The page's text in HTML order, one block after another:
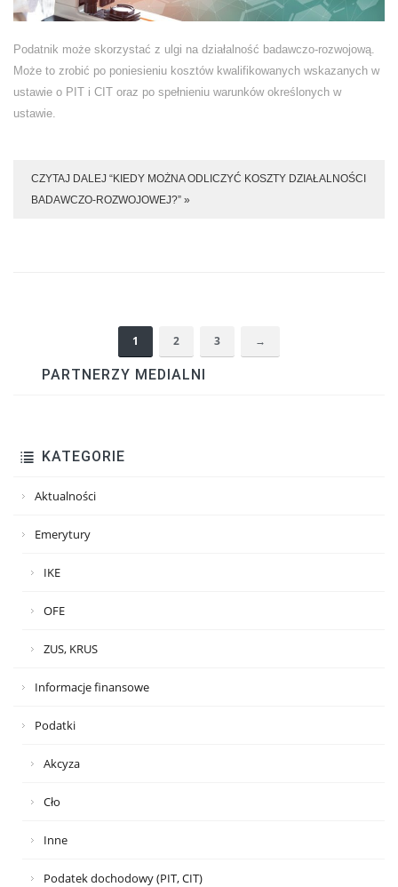
Podatnik może skorzystać z ulgi na działalność badawczo-rozwojową.
Może to zrobić po poniesieniu kosztów kwalifikowanych wskazanych w
ustawie o PIT i CIT oraz po spełnieniu warunków określonych w
ustawie.
CZYTAJ DALEJ “KIEDY MOŻNA ODLICZYĆ KOSZTY DZIAŁALNOŚCI
BADAWCZO-ROZWOJOWEJ?” »
1 2 3 →
PARTNERZY MEDIALNI
KATEGORIE
Aktualności
Emerytury
IKE
OFE
ZUS, KRUS
Informacje finansowe
Podatki
Akcyza
Cło
Inne
Podatek dochodowy (PIT, CIT)